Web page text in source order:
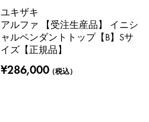
ユキザキ
アルファ 【受注生産品】 イニシ
ャルペンダントトップ【B】Sサ
イズ【正規品】
¥286,000（税込）